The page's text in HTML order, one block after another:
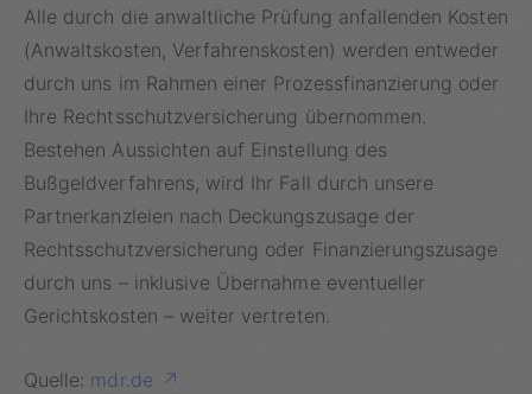
Alle durch die anwaltliche Prüfung anfallenden Kosten
(Anwaltskosten, Verfahrenskosten) werden entweder
durch uns im Rahmen einer Prozessfinanzierung oder
Ihre Rechtsschutzversicherung übernommen.
Bestehen Aussichten auf Einstellung des
Bußgeldverfahrens, wird Ihr Fall durch unsere
Partnerkanzleien nach Deckungszusage der
Rechtsschutzversicherung oder Finanzierungszusage
durch uns – inklusive Übernahme eventueller
Gerichtskosten – weiter vertreten.
Quelle: mdr.de